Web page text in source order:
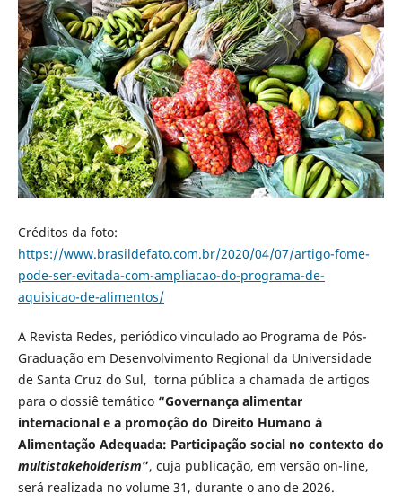
Créditos da foto:
https://www.brasildefato.com.br/2020/04/07/artigo-fome-
pode-ser-evitada-com-ampliacao-do-programa-de-
aquisicao-de-alimentos/
A Revista Redes, periódico vinculado ao Programa de Pós-
Graduação em Desenvolvimento Regional da Universidade
de Santa Cruz do Sul, torna pública a chamada de artigos
para o dossiê temático “Governança alimentar
internacional e a promoção do Direito Humano à
Alimentação Adequada: Participação social no contexto do
multistakeholderism”, cuja publicação, em versão on-line,
será realizada no volume 31, durante o ano de 2026.